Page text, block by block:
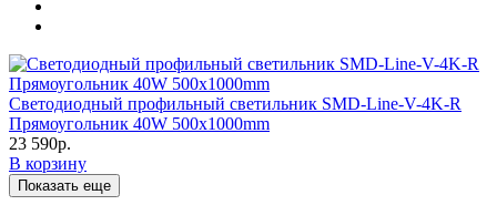
Светодиодный профильный светильник SMD-Line-V-4K-R
Прямоугольник 40W 500х1000mm
23 590р.
В корзину
Показать еще